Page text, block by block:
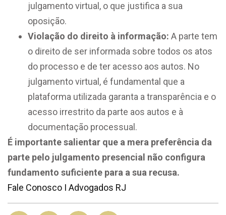
julgamento virtual, o que justifica a sua
oposição.
Violação do direito à informação: A parte tem
o direito de ser informada sobre todos os atos
do processo e de ter acesso aos autos. No
julgamento virtual, é fundamental que a
plataforma utilizada garanta a transparência e o
acesso irrestrito da parte aos autos e à
documentação processual.
É importante salientar que a mera preferência da
parte pelo julgamento presencial não configura
fundamento suficiente para a sua recusa.
Fale Conosco I Advogados RJ